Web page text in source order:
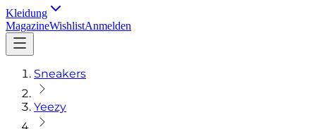
Kleidung
MagazineWishlistAnmelden
Sneakers
Yeezy